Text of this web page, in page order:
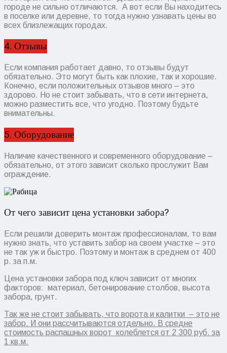
городе не сильно отличаются. А вот если Вы находитесь
в поселке или деревне, то тогда нужно узнавать цены во
всех близлежащих городах.
4. Отзывы
Если компания работает давно, то отзывы будут
обязательно. Это могут быть как плохие, так и хорошие.
Конечно, если положительных отзывов много – это
здорово. Но не стоит забывать, что в сети интернета,
можно разместить все, что угодно. Поэтому будьте
внимательны.
5. Оборудование
Наличие качественного и современного оборудование –
обязательно, от этого зависит сколько прослужит Вам
ограждение.
От чего зависит цена установки забора?
Если решили доверить монтаж профессионалам, то вам
нужно знать, что уставить забор на своем участке – это
не так уж и быстро. Поэтому и монтаж в среднем от 400
р. за п.м.
Цена установки забора под ключ зависит от многих
факторов: материал, бетонирование столбов, высота
забора, грунт.
Так же не стоит забывать, что ворота и калитки – это не
забор. И они рассчитываются отдельно. В средне
стоимость распашных ворот колеблется от 2 300 руб. за
1 кв.м.